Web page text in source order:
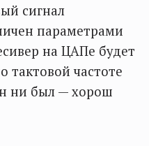
сигнал
параметрами
на ЦАПе будет
тактовой частоте
ни был — хорош